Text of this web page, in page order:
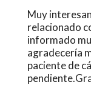
Muy
relacionado
informado
agradecería
paciente de